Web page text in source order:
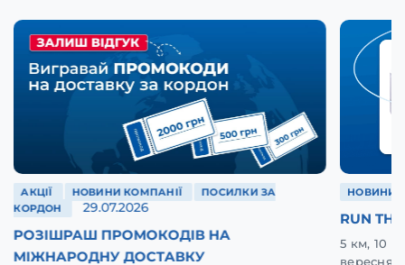
АКЦІЇ НОВИНИ КОМПАНІЇ
ПОСИЛКИ ЗА
КОРДОН
29.07.2026
РОЗІШРАШ ПРОМОКОДІВ НА
МІЖНАРОДНУ ДОСТАВКУ
НОВИНИ
RUN
5 км, 10
вересня